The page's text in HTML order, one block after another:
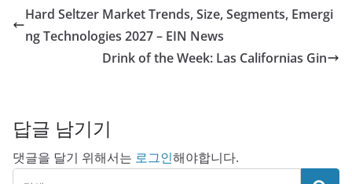
Hard Seltzer Market Trends, Size, Segments, Emergi
ng Technologies 2027 – EIN News
Drink of the Week: Las Californias Gin
답글 남기기
댓글을 달기 위해서는 로그인해야합니다.